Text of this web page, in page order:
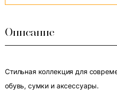
Описание
Стильная коллекция для
обувь, сумки и аксессуары.